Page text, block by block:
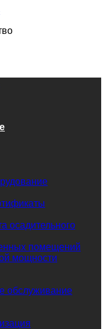
осадительного
помещений
мощности
обслуживание